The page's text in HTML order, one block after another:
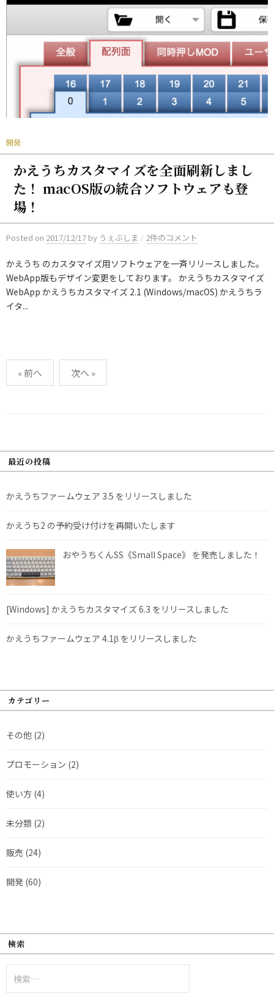
開発
かえうちカスタマイズを全面刷新しまし
た！ macOS版の統合ソフトウェアも登
場！
Posted on 2017/12/17 by うぇぶしま / 2件のコメント
かえうち のカスタマイズ用ソフトウェアを一斉リリースしました。
WebApp版もデザイン変更をしております。 かえうちカスタマイズ
WebApp かえうちカスタマイズ 2.1 (Windows/macOS) かえうちラ
イタ...
稿
ジ
送
り
« 前へ 次へ »
最近の投稿
かえうちファームウェア 3.5 をリリースしました
かえうち2 の予約受け付けを再開いたします
おやうちくんSS《Small Space》 を発売しました！
[Windows] かえうちカスタマイズ 6.3 をリリースしました
かえうちファームウェア 4.1β をリリースしました
カテゴリー
その他 (2)
プロモーション (2)
使い方 (4)
未分類 (2)
販売 (24)
開発 (60)
検索
索: